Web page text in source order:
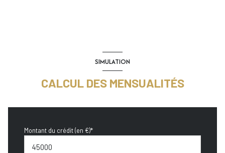
SIMULATION
CALCUL DES MENSUALITÉS
Montant du crédit (en €)*